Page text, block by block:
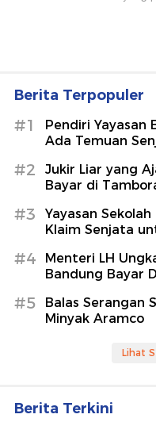
Berita Terpopuler
#1
Pendiri Yayasan
Ada Temuan
#2
Jukir Liar yang
Bayar di
#3
Yayasan
Klaim Senjata
#4
Menteri LH
Bandung Bayar
#5
Balas Serangan
Minyak Aramco
Lihat
Berita Terkini